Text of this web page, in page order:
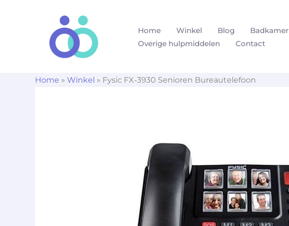
Home Winkel Blog Badkamer
Overige hulpmiddelen
Contact
Home » Winkel » Fysic FX-3930 Senioren Bureautelefoon